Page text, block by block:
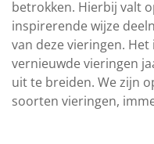
betrokken. Hierbij valt
inspirerende wijze
van deze vieringen.
vernieuwde vieringen
uit te breiden. We zijn
soorten vieringen,